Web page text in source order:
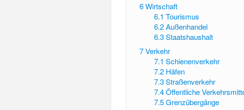
6Wirtschaft
6.1 Tourismus
6.2 Außenhandel
6.3 Staatshaushalt
7Verkehr
7.1 Schienenverkehr
7.2 Häfen
7.3 Straßenverkehr
7.4 Öffentliche
7.5 Grenzübergänge